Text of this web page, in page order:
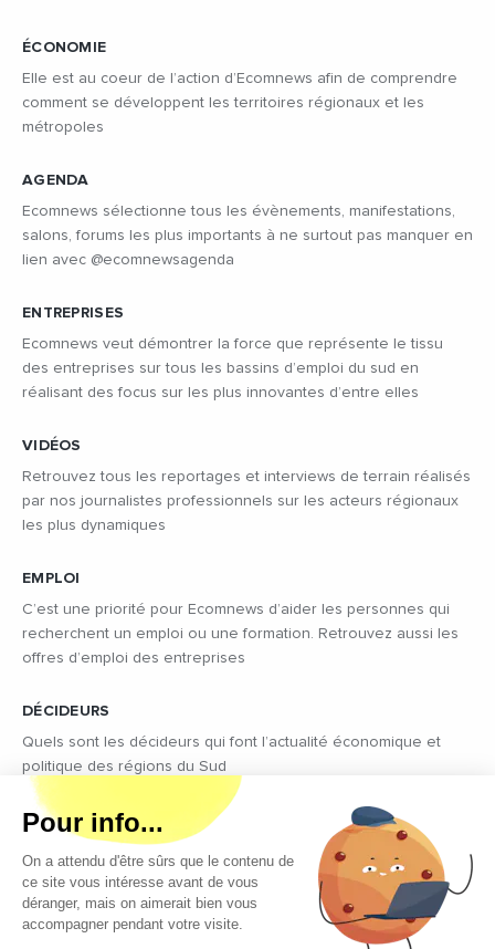
ÉCONOMIE
Elle est au coeur de l’action d’Ecomnews afin de comprendre
comment se développent les territoires régionaux et les
métropoles
AGENDA
Ecomnews sélectionne tous les évènements, manifestations,
salons, forums les plus importants à ne surtout pas manquer en
lien avec @ecomnewsagenda
ENTREPRISES
Ecomnews veut démontrer la force que représente le tissu
des entreprises sur tous les bassins d’emploi du sud en
réalisant des focus sur les plus innovantes d’entre elles
VIDÉOS
Retrouvez tous les reportages et interviews de terrain réalisés
par nos journalistes professionnels sur les acteurs régionaux
les plus dynamiques
EMPLOI
C’est une priorité pour Ecomnews d’aider les personnes qui
recherchent un emploi ou une formation. Retrouvez aussi les
offres d’emploi des entreprises
DÉCIDEURS
Quels sont les décideurs qui font l’actualité économique et
politique des régions du Sud
Copyright © 2026 - Tous droits réservés